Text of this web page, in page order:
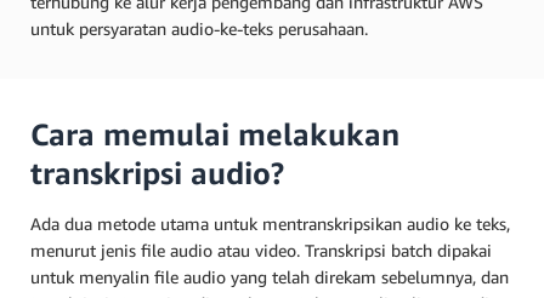
untuk persyaratan audio-ke-teks perusahaan.
Cara memulai melakukan
transkripsi audio?
Ada dua metode utama untuk mentranskripsikan audio ke teks,
menurut jenis file audio atau video. Transkripsi batch dipakai
untuk menyalin file audio yang telah direkam sebelumnya, dan